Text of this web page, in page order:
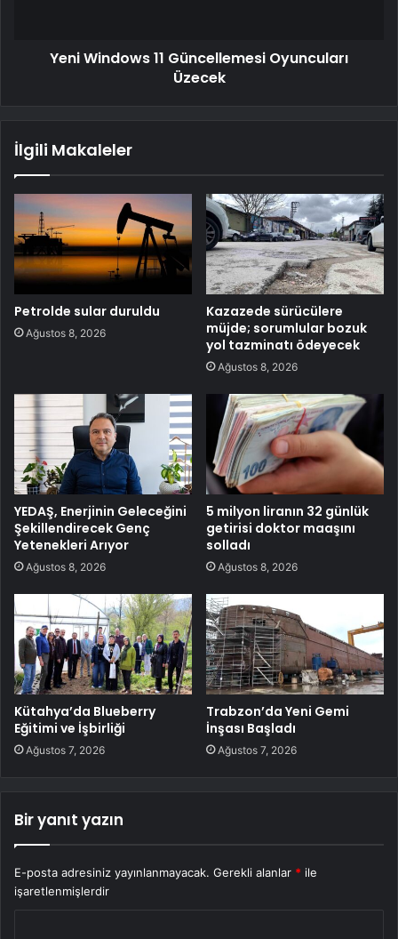
Yeni Windows 11 Güncellemesi Oyuncuları
Üzecek
İlgili Makaleler
Petrolde sular duruldu
Ağustos 8, 2026
Kazazede sürücülere
müjde; sorumlular bozuk
yol tazminatı ödeyecek
Ağustos 8, 2026
YEDAŞ, Enerjinin Geleceğini
Şekillendirecek Genç
Yetenekleri Arıyor
Ağustos 8, 2026
5 milyon liranın 32 günlük
getirisi doktor maaşını
solladı
Ağustos 8, 2026
Kütahya’da Blueberry
Eğitimi ve İşbirliği
Ağustos 7, 2026
Trabzon’da Yeni Gemi
İnşası Başladı
Ağustos 7, 2026
Bir yanıt yazın
E-posta adresiniz yayınlanmayacak. Gerekli alanlar * ile
işaretlenmişlerdir